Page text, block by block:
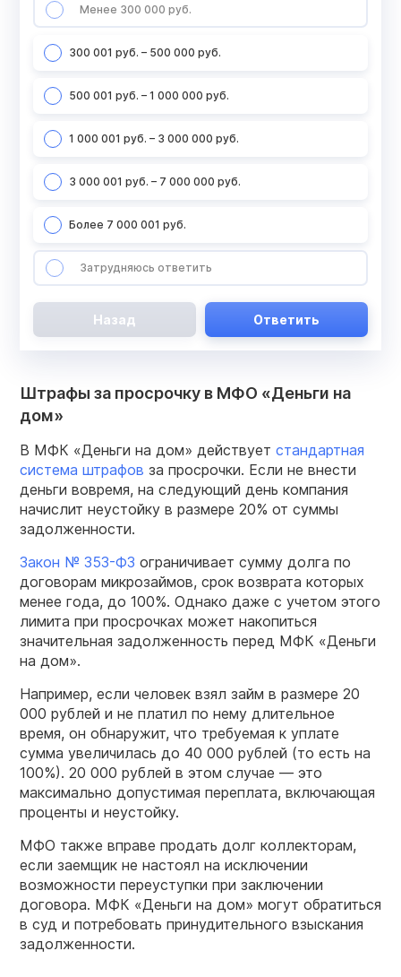
Менее 300 000 руб.
300 001 руб. – 500 000 руб.
500 001 руб. – 1 000 000 руб.
1 000 001 руб. – 3 000 000 руб.
3 000 001 руб. – 7 000 000 руб.
Более 7 000 001 руб.
Затрудняюсь ответить
Назад Ответить
Штрафы за просрочку в МФО «Деньги на
дом»
В МФК «Деньги на дом» действует стандартная
система штрафов за просрочки. Если не внести
деньги вовремя, на следующий день компания
начислит неустойку в размере 20% от суммы
задолженности.
Закон № 353-ФЗ ограничивает сумму долга по
договорам микрозаймов, срок возврата которых
менее года, до 100%. Однако даже с учетом этого
лимита при просрочках может накопиться
значительная задолженность перед МФК «Деньги
на дом».
Например, если человек взял займ в размере 20
000 рублей и не платил по нему длительное
время, он обнаружит, что требуемая к уплате
сумма увеличилась до 40 000 рублей (то есть на
100%). 20 000 рублей в этом случае — это
максимально допустимая переплата, включающая
проценты и неустойку.
МФО также вправе продать долг коллекторам,
если заемщик не настоял на исключении
возможности переуступки при заключении
договора. МФК «Деньги на дом» могут обратиться
в суд и потребовать принудительного взыскания
задолженности.